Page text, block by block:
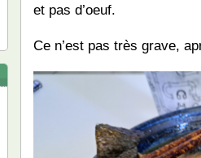
et pas d’oeuf.
Ce n’est pas très grave,